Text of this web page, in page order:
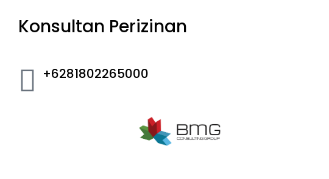
Konsultan Perizinan
+6281802265000